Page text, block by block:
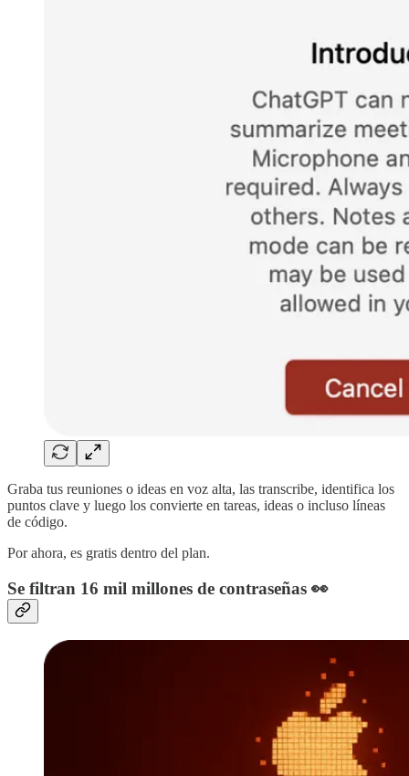
Graba tus reuniones o ideas en voz alta, las transcribe, identifica los
puntos clave y luego los convierte en tareas, ideas o incluso líneas
de código.
Por ahora, es gratis dentro del plan.
Se filtran 16 mil millones de contraseñas 👀